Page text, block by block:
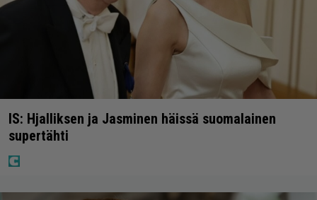
IS: Hjalliksen ja Jasminen häissä suomalainen
supertähti